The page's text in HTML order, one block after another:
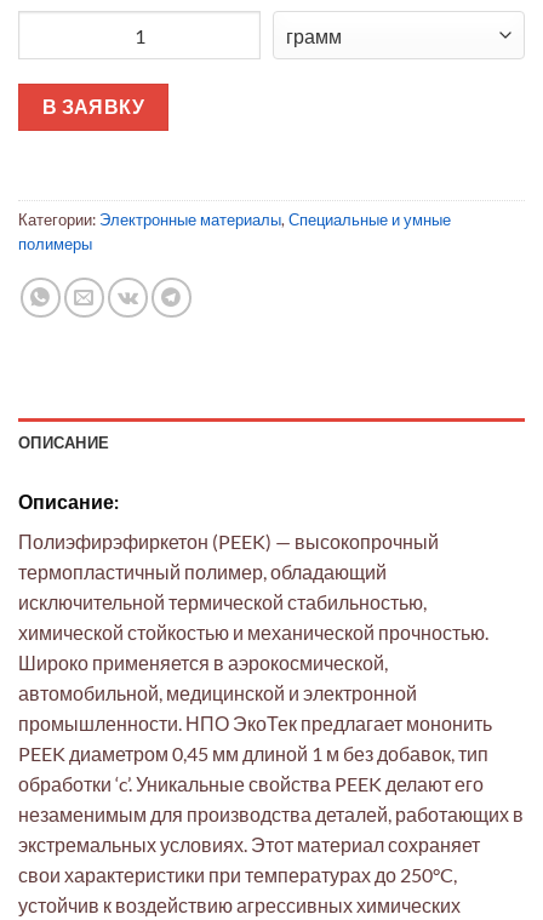
В ЗАЯВКУ
Категории: Электронные материалы, Специальные и умные
полимеры
ОПИСАНИЕ
Описание:
Полиэфирэфиркетон (PEEK) — высокопрочный
термопластичный полимер, обладающий
исключительной термической стабильностью,
химической стойкостью и механической прочностью.
Широко применяется в аэрокосмической,
автомобильной, медицинской и электронной
промышленности. НПО ЭкоТек предлагает мононить
PEEK диаметром 0,45 мм длиной 1 м без добавок, тип
обработки ‘c’. Уникальные свойства PEEK делают его
незаменимым для производства деталей, работающих в
экстремальных условиях. Этот материал сохраняет
свои характеристики при температурах до 250°C,
устойчив к воздействию агрессивных химических